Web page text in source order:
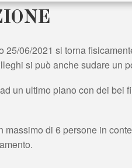
06/2021 si torna
si può anche sudare un
un ultimo piano con dei bei
di 6 persone in